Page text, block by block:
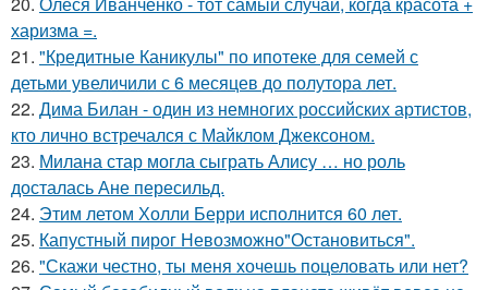
харизма =.
21. "Кредитные Каникулы" по ипотеке для семей с
детьми увеличили с 6 месяцев до полутора лет.
22. Дима Билан - один из немногих российских артистов,
кто лично встречался с Майклом Джексоном.
23. Милана стар могла сыграть Алису … но роль
досталась Ане пересильд.
24. Этим летом Холли Берри исполнится 60 лет.
25. Капустный пирог Невозможно"Остановиться".
26. "Скажи честно, ты меня хочешь поцеловать или нет?